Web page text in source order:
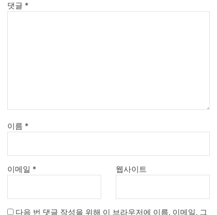
댓글 *
이름 *
이메일 * 웹사이트
다음 번 댓글 작성을 위해 이 브라우저에 이름, 이메일, 그